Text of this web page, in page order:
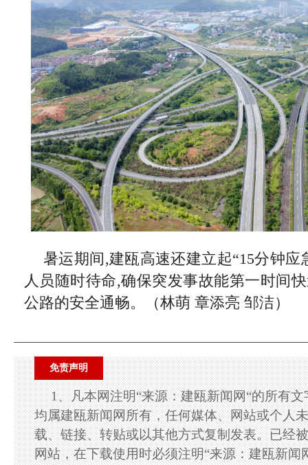
暑运期间,建瓯高速还建立起“15分钟应
人员随时待命,确保突发事故能第一时间
公路的安全通畅。（林萌 章添亮 邹洁）
免责声明
1、凡本网注明“来源：建瓯新闻网“的所有
均属建瓯新闻网所有，任何媒体、网站或个人
载、链接、转贴或以其他方式复制发表。已经
网站，在下载使用时必须注明“来源：建瓯新闻